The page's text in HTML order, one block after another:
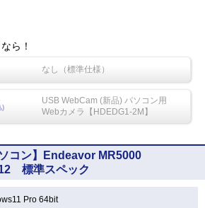
ら！
なし（標準仕様）
)
USB WebCam (新品) パソコン用
Webカメラ【HDEDG1-2M】
コン】Endeavor MR5000
標準スペック
Pro 64bit